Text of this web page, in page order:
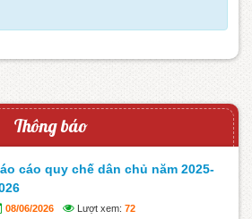
Thông báo
cáo quy chế dân chủ năm 2025-
08/06/2026 Lượt xem: 72